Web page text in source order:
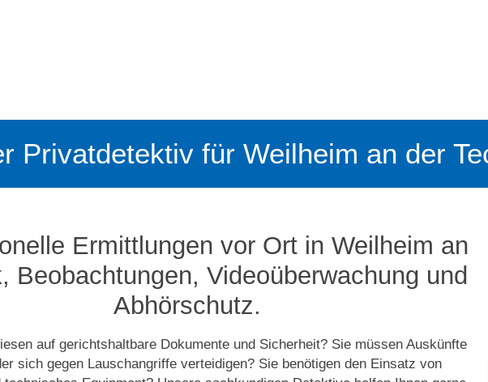
Privatdetektiv für Weilheim an der
Ermittlungen vor Ort in Weilheim an
Beobachtungen, Video­­überwachung und
Abhörschutz.
auf gerichtshaltbare Dokumente und Sicherheit? Sie müssen Auskünfte
sich gegen Lauschangriffe verteidigen? Sie benötigen den Einsatz von